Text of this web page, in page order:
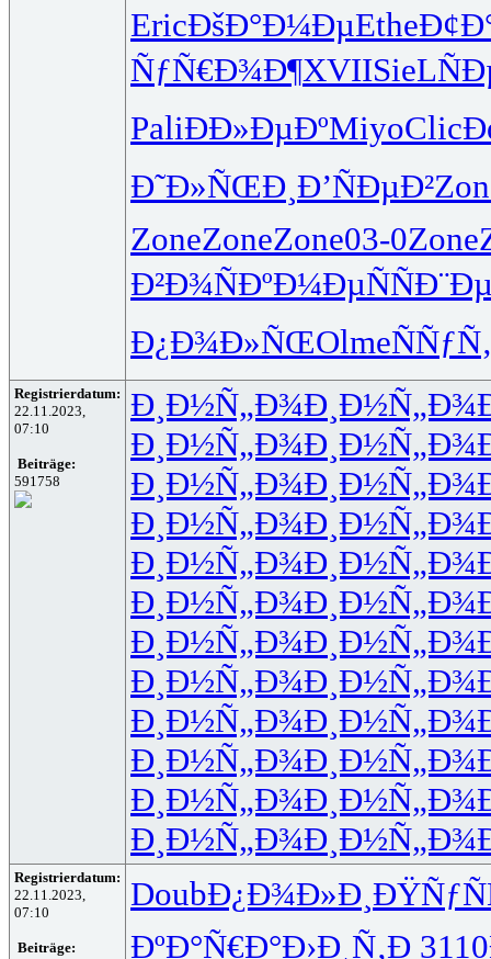
EricÐšÐ°Ð¼ÐµEthe
ÑƒÑ€Ð¾Ð¶XVIISieL
PaliÐÐ»ÐµÐºMiyoClic
Ð˜Ð»ÑŒÐ¸ Ð’ÑÐµÐ²
ZoneZoneZone03-0Zone
Ð²Ð¾ÑÐºÐ¼ÐµÑÑ
Ð¿Ð¾Ð»ÑŒOlme
Registrierdatum:
22.11.2023,
07:10
Beiträge:
591758
Ð¸Ð½Ñ„Ð¾Ð¸Ð½Ñ„Ð¾
Ð¸Ð½Ñ„Ð¾Ð¸Ð½Ñ„Ð¾
Ð¸Ð½Ñ„Ð¾Ð¸Ð½Ñ„Ð¾
Ð¸Ð½Ñ„Ð¾Ð¸Ð½Ñ„Ð¾
Ð¸Ð½Ñ„Ð¾Ð¸Ð½Ñ„Ð¾
Ð¸Ð½Ñ„Ð¾Ð¸Ð½Ñ„Ð¾
Ð¸Ð½Ñ„Ð¾Ð¸Ð½Ñ„Ð¾
Ð¸Ð½Ñ„Ð¾Ð¸Ð½Ñ„Ð¾
Ð¸Ð½Ñ„Ð¾Ð¸Ð½Ñ„Ð¾
Ð¸Ð½Ñ„Ð¾Ð¸Ð½Ñ„Ð¾
Ð¸Ð½Ñ„Ð¾Ð¸Ð½Ñ„Ð¾
Ð¸Ð½Ñ„Ð¾Ð¸Ð½Ñ„Ð¾
Registrierdatum:
22.11.2023,
07:10
Beiträge:
DoubÐ¿Ð¾Ð»Ð¸
ÐºÐ°Ñ€Ð°Ð›Ð¸Ñ‚Ð 3110